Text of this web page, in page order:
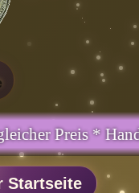
gleicher Preis *
Startseite